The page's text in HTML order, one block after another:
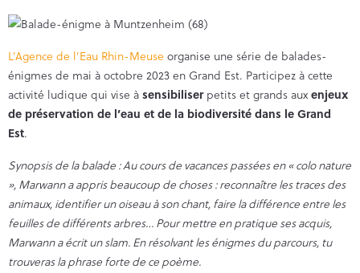
L’Agence de l’Eau Rhin-Meuse organise une série de balades-
énigmes de mai à octobre 2023 en Grand Est. Participez à cette
activité ludique qui vise àsensibiliserpetits et grands auxenjeux
de préservation de l’eau et de la biodiversité dans le Grand
Est.
Synopsis de la balade : Au cours de vacances passées en « colo nature
», Marwann a appris beaucoup de choses : reconnaître les traces des
animaux, identifier un oiseau à son chant, faire la différence entre les
feuilles de différents arbres… Pour mettre en pratique ses acquis,
Marwann a écrit un slam. En résolvant les énigmes du parcours, tu
trouveras la phrase forte de ce poème.